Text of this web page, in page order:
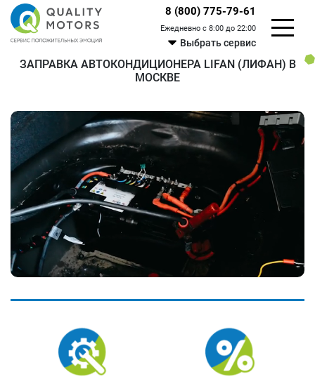
8 (800) 775-79-61
Ежедневно с 8:00 до 22:00
Выбрать сервис
ЗАПРАВКА АВТОКОНДИЦИОНЕРА LIFAN (ЛИФАН) В
МОСКВЕ